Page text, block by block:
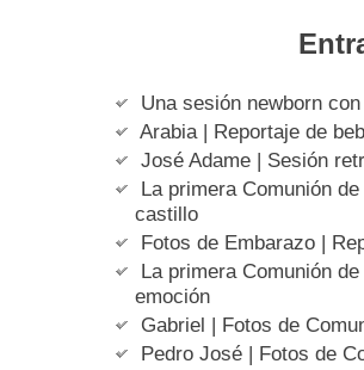
Una sesión newborn
Arabia | Reportaje de
José Adame | Sesión
La primera Comunión
castillo
Fotos de Embarazo |
La primera Comunión
emoción
Gabriel | Fotos de
Pedro José | Fotos de